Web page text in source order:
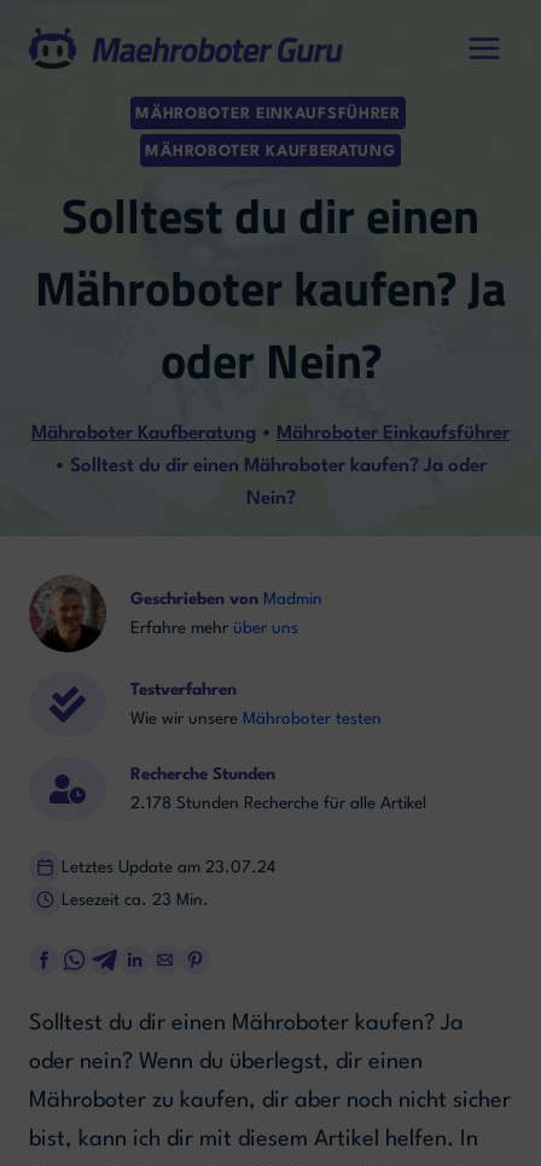
Inhalt
MÄHROBOTER EINKAUFSFÜHRER
MÄHROBOTER KAUFBERATUNG
Solltest du dir einen
Mähroboter kaufen? Ja
oder Nein?
Mähroboter Kaufberatung • Mähroboter Einkaufsführer
• Solltest du dir einen Mähroboter kaufen? Ja oder
Nein?
Geschrieben von Madmin
Erfahre mehr über uns
Testverfahren
Wie wir unsere Mähroboter testen
Recherche Stunden
2.178 Stunden Recherche für alle Artikel
Letztes Update am 23.07.24
Lesezeit ca. 23 Min.
Solltest du dir einen Mähroboter kaufen? Ja
oder nein? Wenn du überlegst, dir einen
Mähroboter zu kaufen, dir aber noch nicht sicher
bist, kann ich dir mit diesem Artikel helfen. In